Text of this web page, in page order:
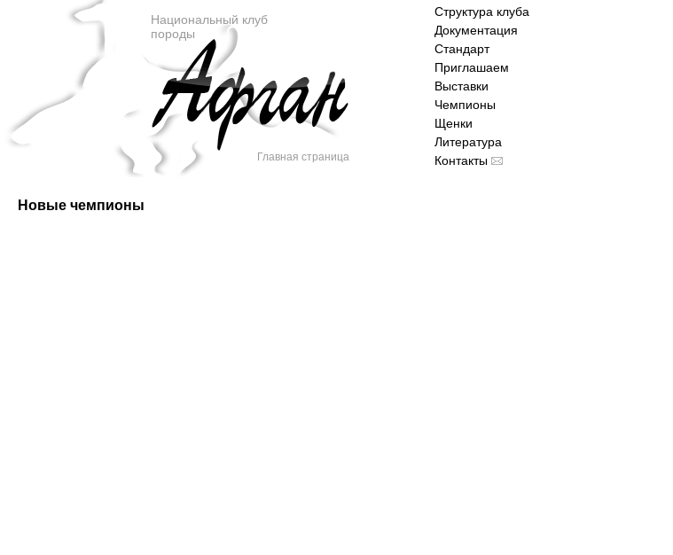
Национальный клуб
породы
Главная страница
Структура клуба
Документация
Стандарт
Приглашаем
Выставки
Чемпионы
Щенки
Литература
Контакты
Новые чемпионы